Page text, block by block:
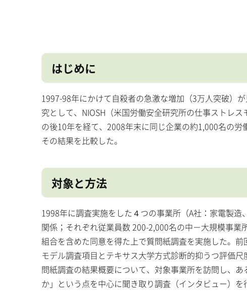
はじめに
1997-98年にかけて自殺者の急激な増加（3万人突破）
究として、NIOSH（米国労働安全研究所の仕事ストレ
の後10年を経て、2008年末に同じ企業の約1,000名の労
その結果を比較した。
対象と方法
1998年に調査実施をした４つの事業所（A社：家電製
関係；それぞれ従業員数 200-2,000名の中－大規模事
組合を含めた同意を得た上で質問紙調査を実施した。
モデル調査項目とテキサス大学方式診断的抑うつ評価
問紙調査の結果概要について、対象事業所を訪問し、
か」という点を中心に聞き取り調査（インタビュー）